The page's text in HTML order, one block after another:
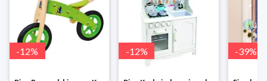
-12% -12% -39%